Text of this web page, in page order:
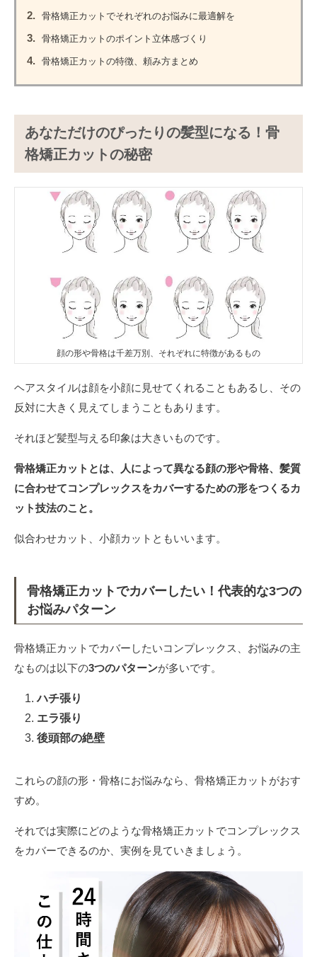
2. 骨格矯正カットでそれぞれのお悩みに最適解を
3. 骨格矯正カットのポイント立体感づくり
4. 骨格矯正カットの特徴、頼み方まとめ
あなただけのぴったりの髪型になる！骨
格矯正カットの秘密
顔の形や骨格は千差万別、それぞれに特徴があるもの
ヘアスタイルは顔を小顔に見せてくれることもあるし、その
反対に大きく見えてしまうこともあります。
それほど髪型与える印象は大きいものです。
骨格矯正カットとは、人によって異なる顔の形や骨格、髪質
に合わせてコンプレックスをカバーするための形をつくるカ
ット技法のこと。
似合わせカット、小顔カットともいいます。
骨格矯正カットでカバーしたい！代表的な3つの
お悩みパターン
骨格矯正カットでカバーしたいコンプレックス、お悩みの主
なものは以下の3つのパターンが多いです。
ハチ張り
エラ張り
後頭部の絶壁
これらの顔の形・骨格にお悩みなら、骨格矯正カットがおす
すめ。
それでは実際にどのような骨格矯正カットでコンプレックス
をカバーできるのか、実例を見ていきましょう。